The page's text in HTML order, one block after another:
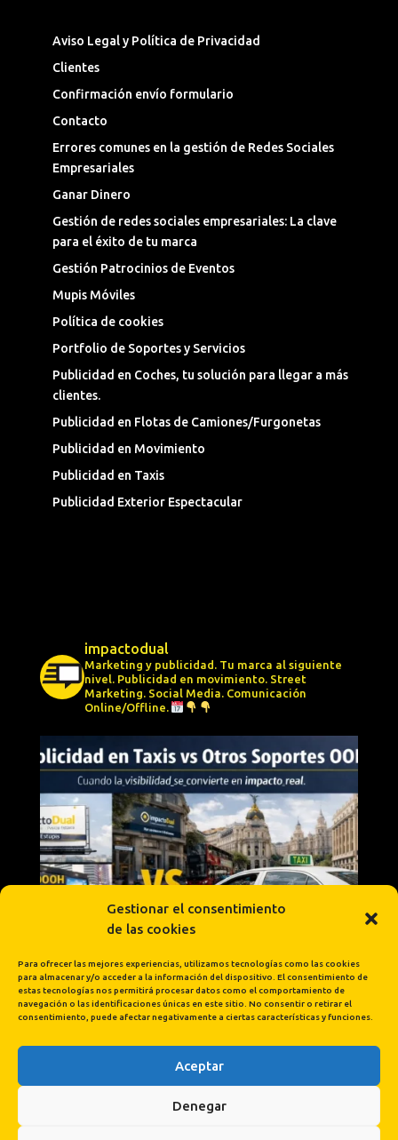
Gestionar el consentimiento
de las cookies
Para ofrecer las mejores experiencias, utilizamos tecnologías como las cookies
para almacenar y/o acceder a la información del dispositivo. El consentimiento de
estas tecnologías nos permitirá procesar datos como el comportamiento de
navegación o las identificaciones únicas en este sitio. No consentir o retirar el
consentimiento, puede afectar negativamente a ciertas características y funciones.
Aceptar
Denegar
Aviso Legal y Política de Privacidad
Clientes
Confirmación envío formulario
Contacto
Errores comunes en la gestión de Redes Sociales
Empresariales
Ganar Dinero
Gestión de redes sociales empresariales: La clave
para el éxito de tu marca
Gestión Patrocinios de Eventos
Mupis Móviles
Política de cookies
Portfolio de Soportes y Servicios
Publicidad en Coches, tu solución para llegar a más
clientes.
Publicidad en Flotas de Camiones/Furgonetas
Publicidad en Movimiento
Publicidad en Taxis
Publicidad Exterior Espectacular
impactodual
Marketing y publicidad. Tu marca al siguiente
nivel. Publicidad en movimiento. Street
Marketing. Social Media. Comunicación
Online/Offline.
Cargar más... Síguenos en Instagram